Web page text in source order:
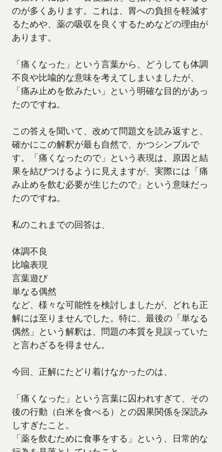
のが多くあります。これは、胃への負担を軽減す
るためや、薬の吸収を良くするためなどの理由が
あります。
「痛くなった」という言葉から、どうしても体調
不良や比喩的な意味を考えてしまいましたが、
「痛み止めを飲みたい」という明確な目的があっ
たのですね。
この答えを聞いて、改めて問題文を読み返すと、
確かにこの解釈が最も自然で、かつシンプルで
す。「痛くなったので」という表現は、原因と結
果を結びつけるように見えますが、実際には「痛
み止めを飲む必要が生じたので」という意味だっ
たのですね。
私のこれまでの回答は、
体調不良
比喩表現
言葉遊び
単なる偶然
など、様々な可能性を検討しましたが、どれも正
解には至りませんでした。特に、最後の「単なる
偶然」という解釈は、問題の本質を見誤っていた
と言わざるを得ません。
今回、正解にたどり着けなかったのは、
「痛くなった」という言葉に囚われすぎて、その
後の行動（白米を食べる）との因果関係を深読み
しすぎたこと。
「薬を飲むために食事をする」という、日常的な